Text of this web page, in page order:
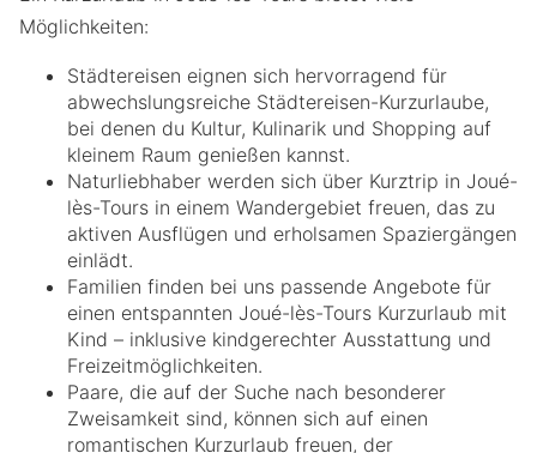
Möglichkeiten:
Städtereisen eignen sich hervorragend für
abwechslungsreiche Städtereisen-Kurzurlaube,
bei denen du Kultur, Kulinarik und Shopping auf
kleinem Raum genießen kannst.
Naturliebhaber werden sich über Kurztrip in Joué-
lès-Tours in einem Wandergebiet freuen, das zu
aktiven Ausflügen und erholsamen Spaziergängen
einlädt.
Familien finden bei uns passende Angebote für
einen entspannten Joué-lès-Tours Kurzurlaub mit
Kind – inklusive kindgerechter Ausstattung und
Freizeitmöglichkeiten.
Paare, die auf der Suche nach besonderer
Zweisamkeit sind, können sich auf einen
romantischen Kurzurlaub freuen, der